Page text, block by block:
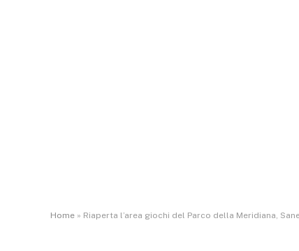
Home » Riaperta l’area giochi del Parco della Meridiana,